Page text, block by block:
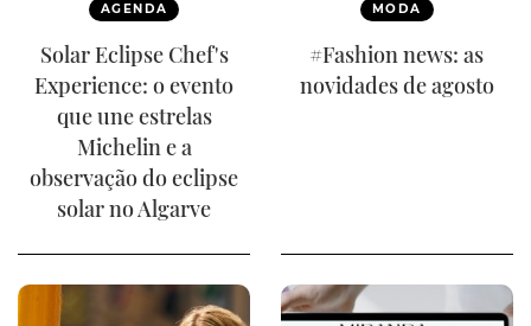
AGENDA
Solar Eclipse Chef's
Experience: o evento
que une estrelas
Michelin e a
observação do eclipse
solar no Algarve
MODA
#Fashion news: as
novidades de agosto